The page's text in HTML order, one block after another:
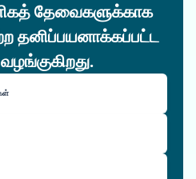
தேவைகளுக்காக
தனிப்பயனாக்கப்பட்ட